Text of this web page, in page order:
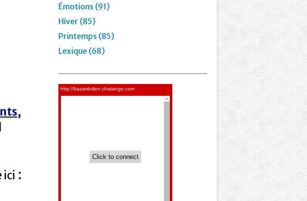
ici :
Émotions (91)
Hiver (85)
Printemps (85)
Lexique (68)